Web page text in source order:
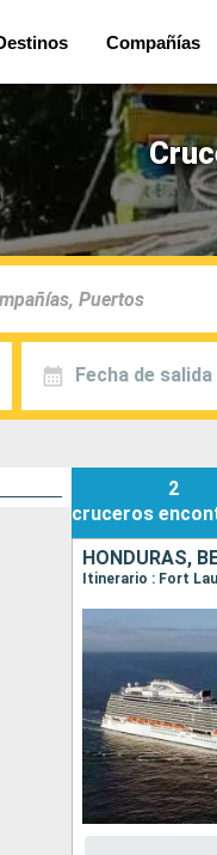
Compañías
Fecha de salida
2
cruceros
HONDURAS,
Itinerario : Fort